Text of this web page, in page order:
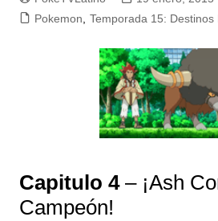
Pokemon
Temporada 15: Destinos
Capitulo 4– ¡Ash
Campeón!